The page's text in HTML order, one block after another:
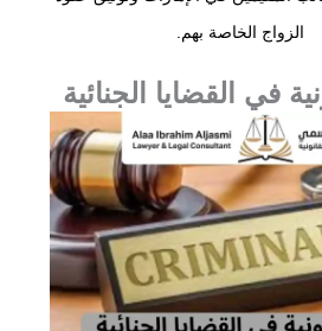
الزواج الخاصة بهم.
في القضايا الجنائية